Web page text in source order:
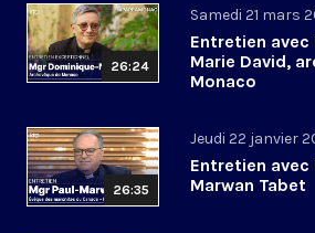
26:24
Samedi 21 mars
Entretien
Marie David,
Monaco
26:35
Jeudi 22 janvier
Entretien avec
Marwan Tabet